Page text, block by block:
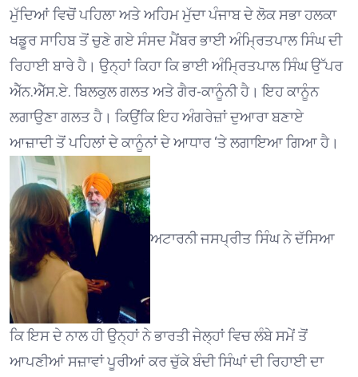
ਮੁੱਦਿਆਂ ਵਿਚੋਂ ਪਹਿਲਾ ਅਤੇ ਅਹਿਮ ਮੁੱਦਾ ਪੰਜਾਬ ਦੇ ਲੋਕ ਸਭਾ ਹਲਕਾ
ਖਡੂਰ ਸਾਹਿਬ ਤੋਂ ਚੁਣੇ ਗਏ ਸੰਸਦ ਮੈਂਬਰ ਭਾਈ ਅੰਮ੍ਰਿਤਪਾਲ ਸਿੰਘ ਦੀ
ਰਿਹਾਈ ਬਾਰੇ ਹੈ। ਉਨ੍ਹਾਂ ਕਿਹਾ ਕਿ ਭਾਈ ਅੰਮ੍ਰਿਤਪਾਲ ਸਿੰਘ ਉੱਪਰ
ਐੱਨ.ਐੱਸ.ਏ. ਬਿਲਕੁਲ ਗਲਤ ਅਤੇ ਗੈਰ-ਕਾਨੂੰਨੀ ਹੈ। ਇਹ ਕਾਨੂੰਨ
ਲਗਾਉਣਾ ਗਲਤ ਹੈ। ਕਿਉਂਕਿ ਇਹ ਅੰਗਰੇਜ਼ਾਂ ਦੁਆਰਾ ਬਣਾਏ
ਆਜ਼ਾਦੀ ਤੋਂ ਪਹਿਲਾਂ ਦੇ ਕਾਨੂੰਨਾਂ ਦੇ ਆਧਾਰ ‘ਤੇ ਲਗਾਇਆ ਗਿਆ ਹੈ।
ਅਟਾਰਨੀ ਜਸਪ੍ਰੀਤ ਸਿੰਘ ਨੇ ਦੱਸਿਆ
ਕਿ ਇਸ ਦੇ ਨਾਲ ਹੀ ਉਨ੍ਹਾਂ ਨੇ ਭਾਰਤੀ ਜੇਲ੍ਹਾਂ ਵਿਚ ਲੰਬੇ ਸਮੇਂ ਤੋਂ
ਆਪਣੀਆਂ ਸਜ਼ਾਵਾਂ ਪੂਰੀਆਂ ਕਰ ਚੁੱਕੇ ਬੰਦੀ ਸਿੰਘਾਂ ਦੀ ਰਿਹਾਈ ਦਾ